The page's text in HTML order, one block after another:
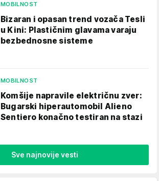
MOBILNOST
Bizaran i opasan trend vozača Tesli
u Kini: Plastičnim glavama varaju
bezbednosne sisteme
MOBILNOST
Komšije napravile električnu zver:
Bugarski hiperautomobil Alieno
Sentiero konačno testiran na stazi
Sve najnovije vesti